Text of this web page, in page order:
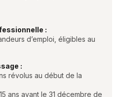
:
d’emploi, éligibles au
:
révolus au début de la
ans avant le 31 décembre de